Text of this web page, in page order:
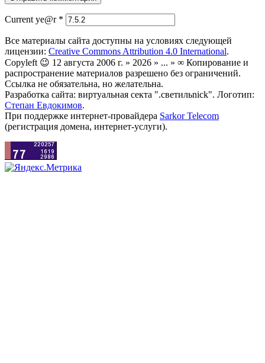
Current ye@r *
Все материалы сайта доступны на условиях следующей
лицензии: Creative Commons Attribution 4.0 International.
Copyleft 😉 12 августа 2006 г. » 2026 » ... » ∞ Копирование и
распространение материалов разрешено без ограничений.
Ссылка не обязательна, но желательна.
Разработка сайта: виртуальная секта ".светильnick". Логотип:
Степан Евдокимов.
При поддержке интернет-провайдера Sarkor Telecom
(регистрация домена, интернет-услуги).